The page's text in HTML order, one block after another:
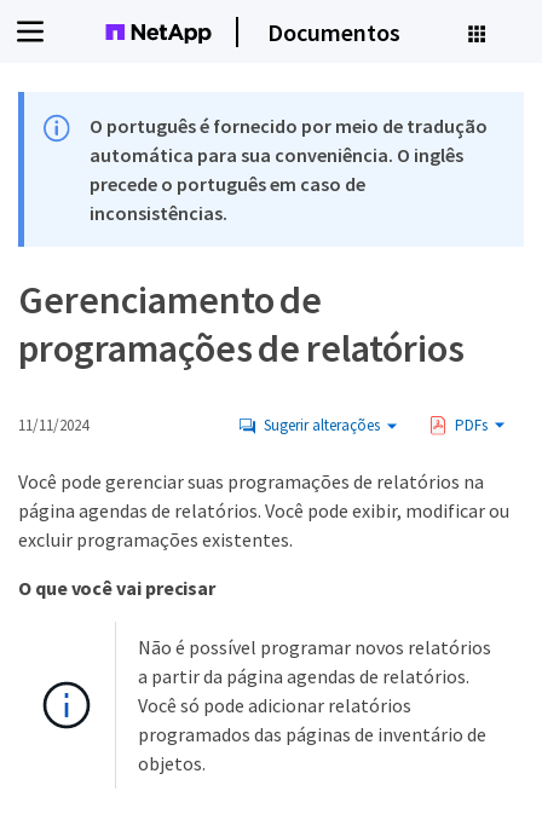
Documentos
O português é fornecido por meio de tradução
automática para sua conveniência. O inglês
precede o português em caso de
inconsistências.
Gerenciamento de
programações de relatórios
11/11/2024 Sugerir alterações PDFs
Você pode gerenciar suas programações de relatórios na
página agendas de relatórios. Você pode exibir, modificar ou
excluir programações existentes.
O que você vai precisar
Não é possível programar novos relatórios
a partir da página agendas de relatórios.
Você só pode adicionar relatórios
programados das páginas de inventário de
objetos.